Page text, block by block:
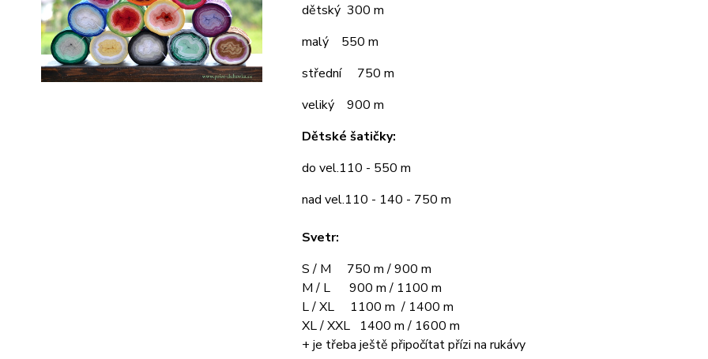
dětský 300 m
malý 550 m
střední 750 m
veliký 900 m
Dětské šatičky:
do vel.110 - 550 m
nad vel.110 - 140 - 750 m
Svetr:
S / M 750 m / 900 m
M / L 900 m / 1100 m
L / XL 1100 m / 1400 m
XL / XXL 1400 m / 1600 m
+ je třeba ještě připočítat přízi na rukávy